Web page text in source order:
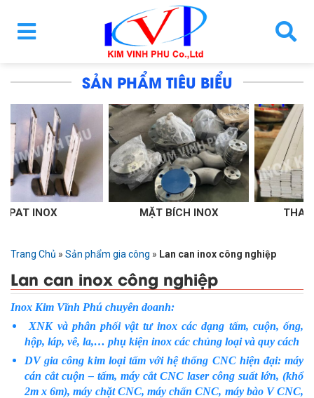
SẢN PHẨM TIÊU BIỂU
MẶT BÍCH INOX THANH LA INOX
Trang Chủ » Sản phẩm gia công » Lan can inox công nghiệp
Lan can inox công nghiệp
Inox Kim Vĩnh Phú chuyên doanh:
XNK và phân phối vật tư inox các dạng tấm, cuộn, ống,
hộp, láp, vê, la,… phụ kiện inox các chủng loại và quy cách
DV gia công kim loại tấm với hệ thống CNC hiện đại: máy
cán cắt cuộn – tấm, máy cắt CNC laser công suất lớn, (khổ
2m x 6m), máy chặt CNC, máy chấn CNC, máy bào V CNC,